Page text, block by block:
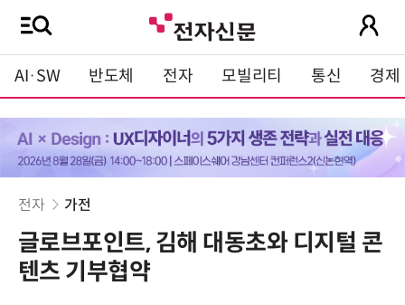
AI·SW 반도체 전자 모빌리티 통신 경제
전자 가전
글로브포인트, 김해 대동초와 디지털 콘
텐츠 기부협약